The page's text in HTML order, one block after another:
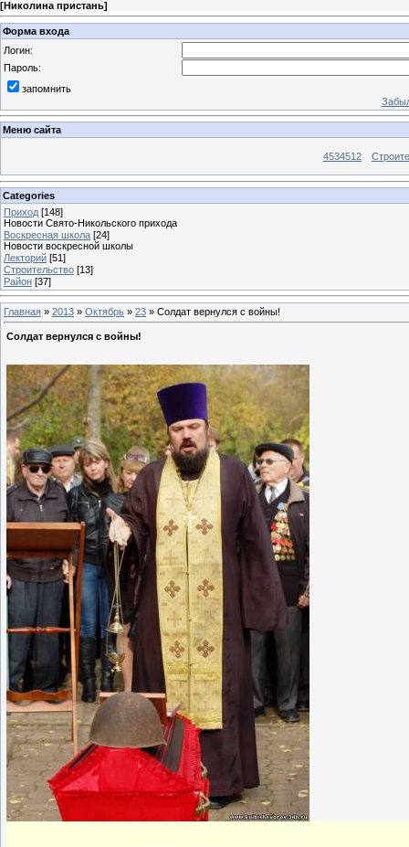
[Николина пристань]
Форма входа
Логин:
Пароль:
запомнить
Меню сайта
4534512
Categories
Приход [148]
Новости Свято-Никольского прихода
Воскресная школа [24]
Новости воскресной школы
Лекторий [51]
Строительство [13]
Район [37]
Главная » 2013 » Октябрь » 23 » Солдат вернулся с войны!
Солдат вернулся с войны!